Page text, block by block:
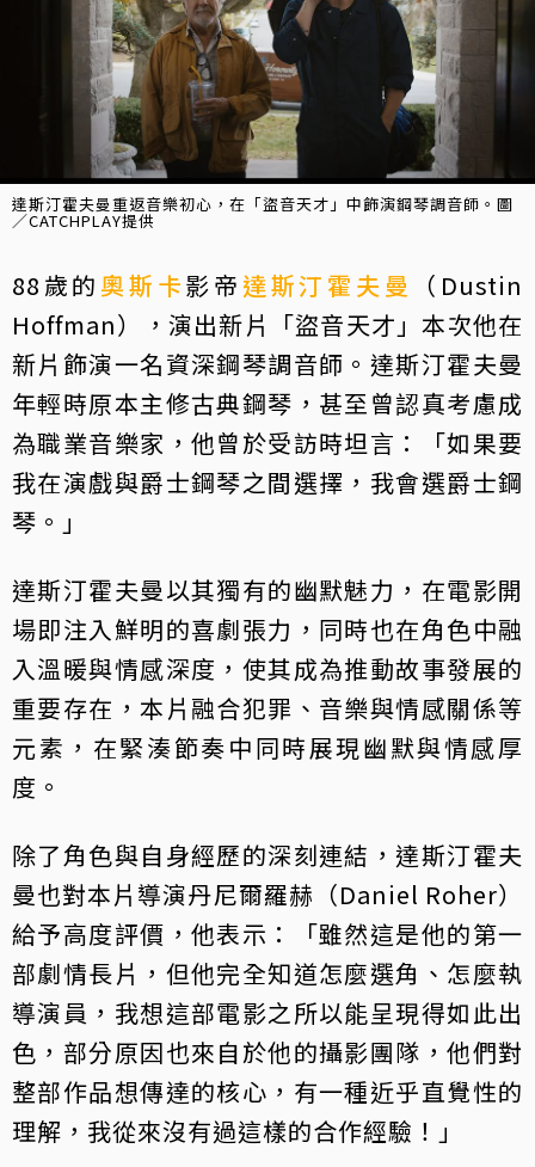
達斯汀霍夫曼重返音樂初心，在「盜音天才」中飾演鋼琴調音師。圖
／CATCHPLAY提供
88歲的 奧斯卡影帝達斯汀霍夫曼
（Dustin
Hoffman），演出新片「盜音天才」本次他在
新片飾演一名資深鋼琴調音師。達斯汀霍夫曼
年輕時原本主修古典鋼琴，甚至曾認真考慮成
為職業音樂家，他曾於受訪時坦言：「如果要
我在演戲與爵士鋼琴之間選擇，我會選爵士鋼
琴。」
達斯汀霍夫曼以其獨有的幽默魅力，在電影開
場即注入鮮明的喜劇張力，同時也在角色中融
入溫暖與情感深度，使其成為推動故事發展的
重要存在，本片融合犯罪、音樂與情感關係等
元素，在緊湊節奏中同時展現幽默與情感厚
度。
除了角色與自身經歷的深刻連結，達斯汀霍夫
曼也對本片導演丹尼爾羅赫（Daniel Roher）
給予高度評價，他表示：「雖然這是他的第一
部劇情長片，但他完全知道怎麼選角、怎麼執
導演員，我想這部電影之所以能呈現得如此出
色，部分原因也來自於他的攝影團隊，他們對
整部作品想傳達的核心，有一種近乎直覺性的
理解，我從來沒有過這樣的合作經驗！」